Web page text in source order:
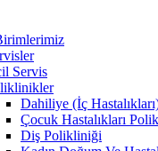
Servis
Dahiliye (İç
Çocuk Hastalıkları
Diş Polikliniği